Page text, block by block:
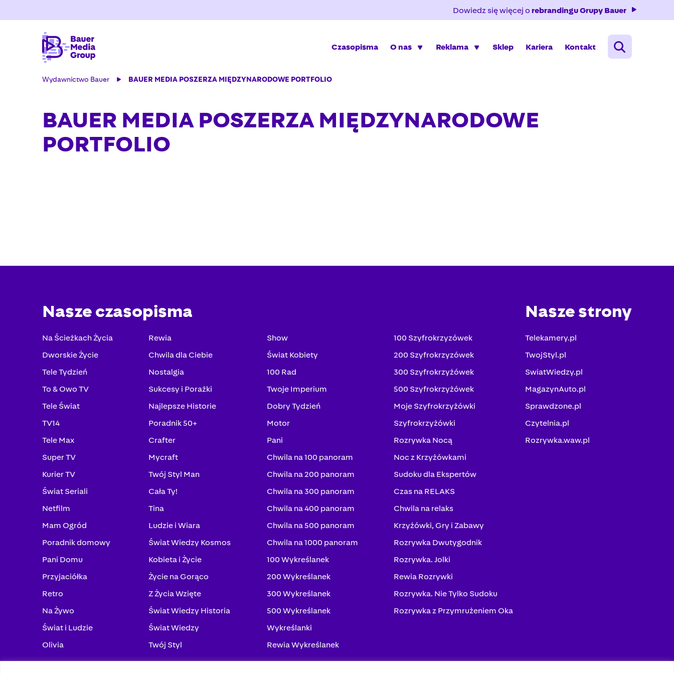
Dowiedz się więcej o rebrandingu Grupy Bauer
Czasopisma O nas Reklama Sklep Kariera Kontakt
Wydawnictwo Bauer BAUER MEDIA POSZERZA MIĘDZYNARODOWE PORTFOLIO
BAUER MEDIA POSZERZA MIĘDZYNARODOWE
PORTFOLIO
Nasze czasopisma
Na Ścieżkach Życia
Dworskie Życie
Tele Tydzień
To & Owo TV
Tele Świat
TV14
Tele Max
Super TV
Kurier TV
Świat Seriali
Netfilm
Mam Ogród
Poradnik domowy
Pani Domu
Przyjaciółka
Retro
Na Żywo
Świat i Ludzie
Olivia
Rewia
Chwila dla Ciebie
Nostalgia
Sukcesy i Porażki
Najlepsze Historie
Poradnik 50+
Crafter
Mycraft
Twój Styl Man
Cała Ty!
Tina
Ludzie i Wiara
Świat Wiedzy Kosmos
Kobieta i Życie
Życie na Gorąco
Z Życia Wzięte
Świat Wiedzy Historia
Świat Wiedzy
Twój Styl
Show
Świat Kobiety
100 Rad
Twoje Imperium
Dobry Tydzień
Motor
Pani
Chwila na 100 panoram
Chwila na 200 panoram
Chwila na 300 panoram
Chwila na 400 panoram
Chwila na 500 panoram
Chwila na 1000 panoram
100 Wykreślanek
200 Wykreślanek
300 Wykreślanek
500 Wykreślanek
Wykreślanki
Rewia Wykreślanek
100 Szyfrokrzyzówek
200 Szyfrokrzyzówek
300 Szyfrokrzyżówek
500 Szyfrokrzyżówek
Moje Szyfrokrzyżówki
Szyfrokrzyżówki
Rozrywka Nocą
Noc z Krzyżówkami
Sudoku dla Ekspertów
Czas na RELAKS
Chwila na relaks
Krzyżówki, Gry i Zabawy
Rozrywka Dwutygodnik
Rozrywka. Jolki
Rewia Rozrywki
Rozrywka. Nie Tylko Sudoku
Rozrywka z Przymrużeniem Oka
Nasze strony
Telekamery.pl
TwojStyl.pl
SwiatWiedzy.pl
MagazynAuto.pl
Sprawdzone.pl
Czytelnia.pl
Rozrywka.waw.pl